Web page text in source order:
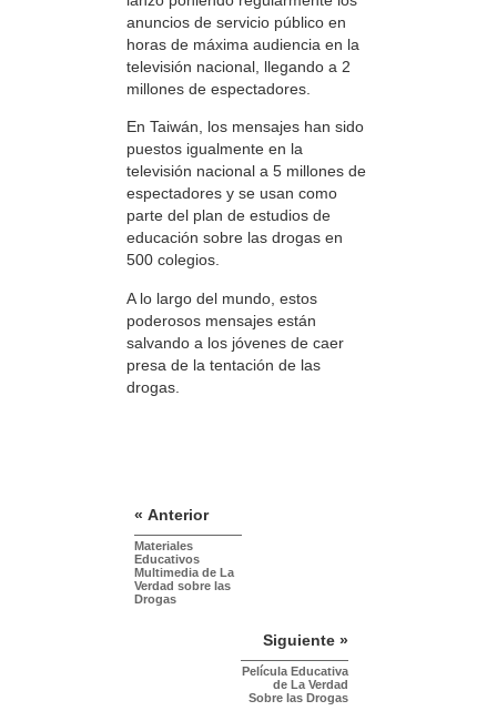
anuncios de servicio público en
horas de máxima audiencia en la
televisión nacional, llegando a 2
millones de espectadores.
En Taiwán, los mensajes han sido
puestos igualmente en la
televisión nacional a 5 millones de
espectadores y se usan como
parte del plan de estudios de
educación sobre las drogas en
500 colegios.
A lo largo del mundo, estos
poderosos mensajes están
salvando a los jóvenes de caer
presa de la tentación de las
drogas.
« Anterior
Materiales
Educativos
Multimedia de La
Verdad sobre las
Drogas
Siguiente »
Película Educativa
de La Verdad
Sobre las Drogas